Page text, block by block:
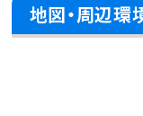
地図・周辺環